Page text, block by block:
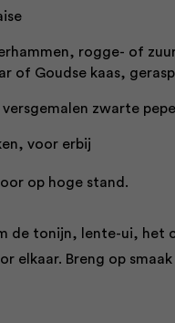
rogge- of
of Goudse kaas,
zwarte
voor erbij
op hoge stand.
de tonijn, lente-ui, het
elkaar. Breng op